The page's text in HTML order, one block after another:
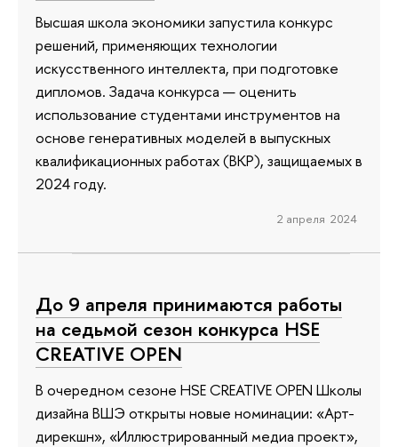
Высшая школа экономики запустила конкурс
решений, применяющих технологии
искусственного интеллекта, при подготовке
дипломов. Задача конкурса — оценить
использование студентами инструментов на
основе генеративных моделей в выпускных
квалификационных работах (ВКР), защищаемых в
2024 году.
2 апреля 2024
До 9 апреля принимаются работы
на седьмой сезон конкурса HSE
CREATIVE OPEN
В очередном сезоне HSE CREATIVE OPEN Школы
дизайна ВШЭ открыты новые номинации: «Арт-
дирекшн», «Иллюстрированный медиа проект»,